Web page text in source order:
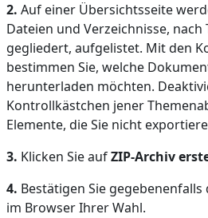
2. Auf einer Übersichtsseite
Dateien und Verzeichnisse,
gegliedert, aufgelistet. Mit den
bestimmen Sie, welche
herunterladen möchten.
Kontrollkästchen jener
Elemente, die Sie nicht
3. Klicken Sie aufZIP-Archiv
4. Bestätigen Sie
im Browser Ihrer Wahl.